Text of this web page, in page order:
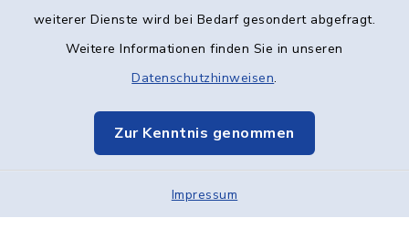
weiterer Dienste wird bei Bedarf gesondert abgefragt.
Weitere Informationen finden Sie in unseren
Datenschutzhinweisen.
Zur Kenntnis genommen
Impressum
Datenschutz
Elektronische Kommunikation
Sitemap